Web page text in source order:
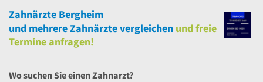
Zahnärzte Bergheim
und mehrereZahnärzte vergleichen undfreie
Termine anfragen!
Wo suchen Sie einen Zahnarzt?